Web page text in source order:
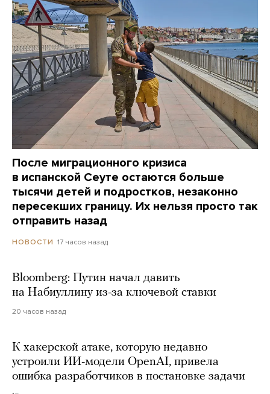
После миграционного кризиса
в испанской Сеуте остаются больше
тысячи детей и подростков, незаконно
пересекших границу. Их нельзя просто так
отправить назад
НОВОСТИ 17 часов назад
Bloomberg: Путин начал давить
на Набиуллину из-за ключевой ставки
20 часов назад
К хакерской атаке, которую недавно
устроили ИИ-модели OpenAI, привела
ошибка разработчиков в постановке задачи